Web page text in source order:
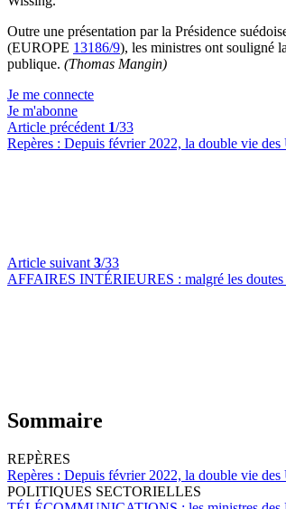
Outre une présentation par la Présidence
(EUROPE 13186/9), les ministres ont souligné
publique. (Thomas Mangin)
Je me connecte
Je m'abonne
Article précédent 1/33
Repères : Depuis février 2022, la double vie des
Article suivant 3/33
AFFAIRES INTÉRIEURES : malgré les
Sommaire
REPÈRES
Repères : Depuis février 2022, la double vie des
POLITIQUES SECTORIELLES